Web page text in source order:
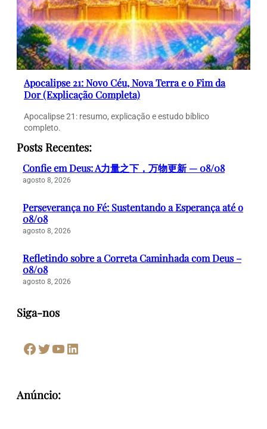
Apocalipse 21: Novo Céu, Nova Terra e o Fim da
Dor (Explicação Completa)
Apocalipse 21: resumo, explicação e estudo bíblico
completo.
Posts Recentes:
Confie em Deus: A力量之下，万物更新 — 08/08
agosto 8, 2026
Perseverança no Fé: Sustentando a Esperança até o
08/08
agosto 8, 2026
Refletindo sobre a Correta Caminhada com Deus –
08/08
agosto 8, 2026
Siga-nos
Facebook Twitter Youtube LinkedIn
Anúncio: